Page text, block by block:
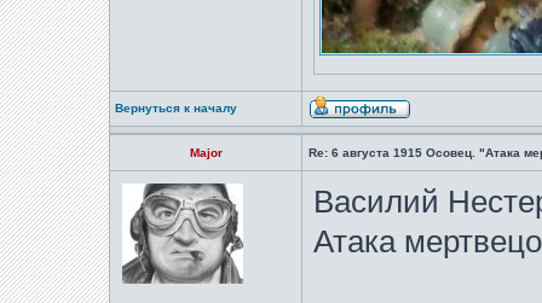
Вернуться к началу
Major Re: 6 августа 1915 Осовец. "Атака
Василий
Атака